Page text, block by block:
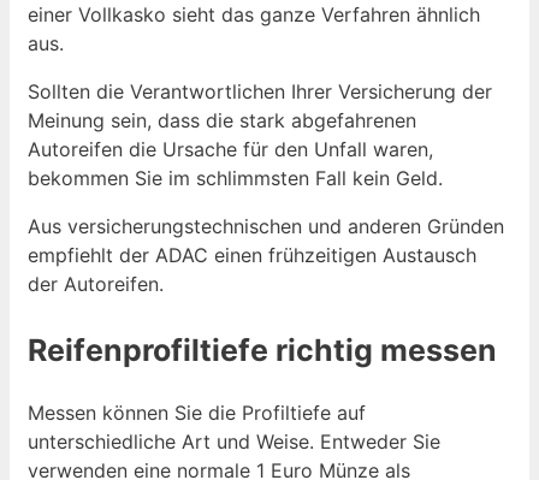
einer Vollkasko sieht das ganze Verfahren ähnlich
aus.
Sollten die Verantwortlichen Ihrer Versicherung der
Meinung sein, dass die stark abgefahrenen
Autoreifen die Ursache für den Unfall waren,
bekommen Sie im schlimmsten Fall kein Geld.
Aus versicherungstechnischen und anderen Gründen
empfiehlt der ADAC einen frühzeitigen Austausch
der Autoreifen.
Reifenprofiltiefe richtig messen
Messen können Sie die Profiltiefe auf
unterschiedliche Art und Weise. Entweder Sie
verwenden eine normale 1 Euro Münze als